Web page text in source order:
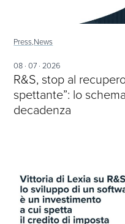
Press,News
08 · 07 · 2026
R&S, stop al
spettante”: lo
decadenza